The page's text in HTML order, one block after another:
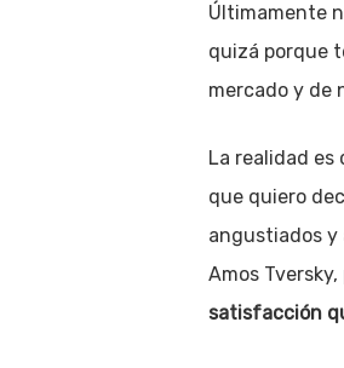
Últimamente
quizá porque
mercado y de
La realidad
que quiero
angustiados y
Amos
satisfacción